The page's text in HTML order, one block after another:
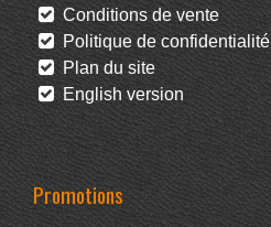
Conditions de vente
Politique de confidentialité
Plan du site
English version
Promotions